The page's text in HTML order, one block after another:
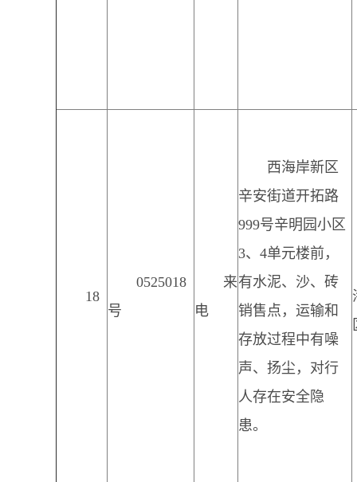
18
0525018
号
来
电
西海岸新区
辛安街道开拓路
999号辛明园小区
3、4单元楼前，
有水泥、沙、砖
销售点，运输和
存放过程中有噪
声、扬尘，对行
人存在安全隐
患。